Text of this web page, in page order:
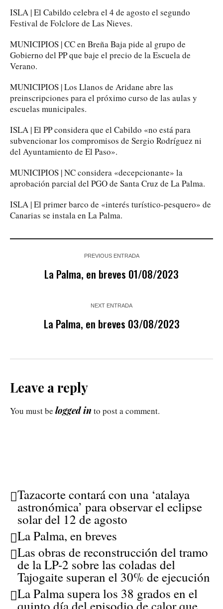
ISLA | El Cabildo celebra el 4 de agosto el segundo
Festival de Folclore de Las Nieves.
MUNICIPIOS | CC en Breña Baja pide al grupo de
Gobierno del PP que baje el precio de la Escuela de
Verano.
MUNICIPIOS | Los Llanos de Aridane abre las
preinscripciones para el próximo curso de las aulas y
escuelas municipales.
ISLA | El PP considera que el Cabildo «no está para
subvencionar los compromisos de Sergio Rodríguez ni
del Ayuntamiento de El Paso».
MUNICIPIOS | NC considera «decepcionante» la
aprobación parcial del PGO de Santa Cruz de La Palma.
ISLA | El primer barco de «interés turístico-pesquero» de
Canarias se instala en La Palma.
PREVIOUS ENTRADA
La Palma, en breves 01/08/2023
NEXT ENTRADA
La Palma, en breves 03/08/2023
Leave a reply
You must be logged in to post a comment.
Tazacorte contará con una ‘atalaya
astronómica’ para observar el eclipse
solar del 12 de agosto
La Palma, en breves
Las obras de reconstrucción del tramo
de la LP-2 sobre las coladas del
Tajogaite superan el 30% de ejecución
La Palma supera los 38 grados en el